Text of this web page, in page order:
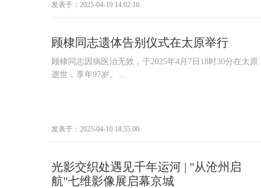
发表于：2025-04-19 14:02:16
顾棣同志遗体告别仪式在太原举行
顾棣同志因病医治无效，于2025年4月7日18时30分在太原
逝世，享年97岁。...
发表于：2025-04-10 18:55:00
光影交织处遇见千年运河 | "从沧州启
航"七维影像展启幕京城